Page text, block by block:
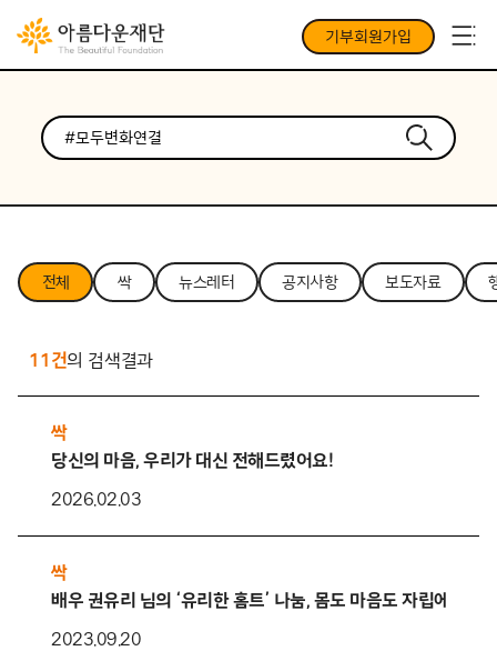
기부회원가입
전체 싹 뉴스레터 공지사항 보도자료
11건의 검색결과
싹
당신의 마음, 우리가 대신 전해드렸어요!
2026.02.03
싹
배우 권유리 님의 ‘유리한 홈트’ 나눔, 몸도 마음도 자립에 ‘유리
2023.09.20